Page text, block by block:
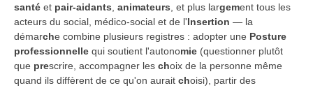
santé et pair-aidants animateurs , et plus largement tous les
acteurs du social, médico-social et de l'Insertion — la
démarche combine plusieurs registres : adopter une Posture
professionnelle qui soutient l'autonomie (questionner plutôt
que prescrire, accompagner les choix de la personne même
quand ils diffèrent de ce qu'on aurait choisi), partir des